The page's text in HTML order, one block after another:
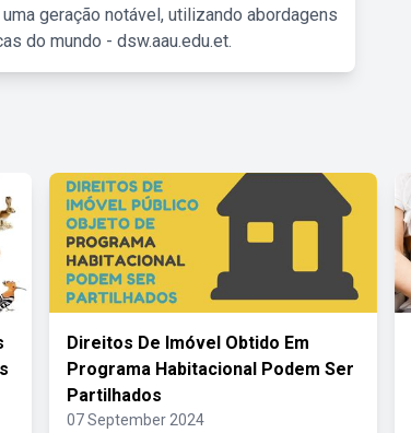
geração notável, utilizando abordagens
do mundo - dsw.aau.edu.et.
Direitos De Imóvel Obtido Em
Programa Habitacional Podem Ser
Partilhados
07 September 2024